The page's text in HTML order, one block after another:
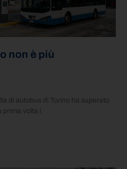
non è più
di autobus di Torino ha superato
volta i